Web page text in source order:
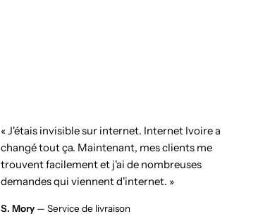
« J'étais invisible sur internet. Internet Ivoire a
changé tout ça. Maintenant, mes clients me
trouvent facilement et j'ai de nombreuses
demandes qui viennent d'internet. »
S. Mory — Service de livraison